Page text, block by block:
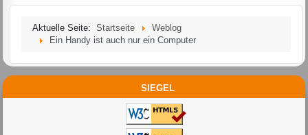
SIEGEL
Aktuelle Seite: Startseite
Weblog
Ein Handy ist auch nur ein Computer